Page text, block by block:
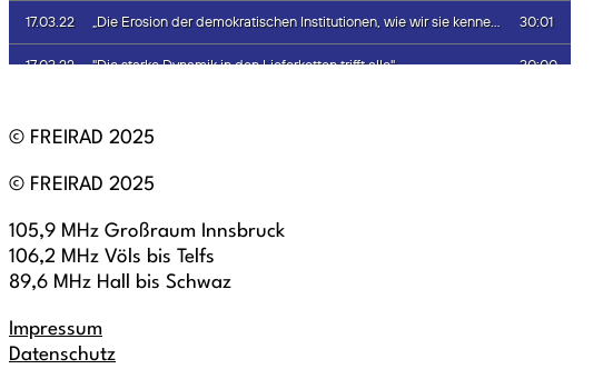
© FREIRAD 2025
© FREIRAD 2025
105,9 MHz Großraum Innsbruck
106,2 MHz Völs bis Telfs
89,6 MHz Hall bis Schwaz
Impressum
Datenschutz